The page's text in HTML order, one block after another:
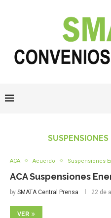
ACA Acuerdo Suspensiones
ACA Suspensiones
by SMATA Central Prensa 22 de
VER